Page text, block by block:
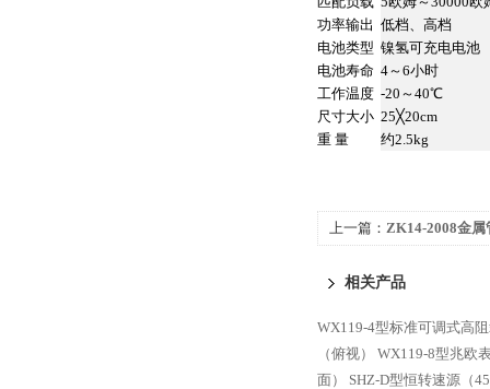
功率输出 低档、高档
电池类型 镍氢可充电电池
电池寿命 4～6小时
工作温度 -20～40℃
尺寸大小 25╳20cm
重 量
约2.5kg
上一篇： ZK14-2008金属
相关产品
WX119-4型标准可调式高
（俯视）
WX119-8型兆欧
面）
SHZ-D型恒转速源（